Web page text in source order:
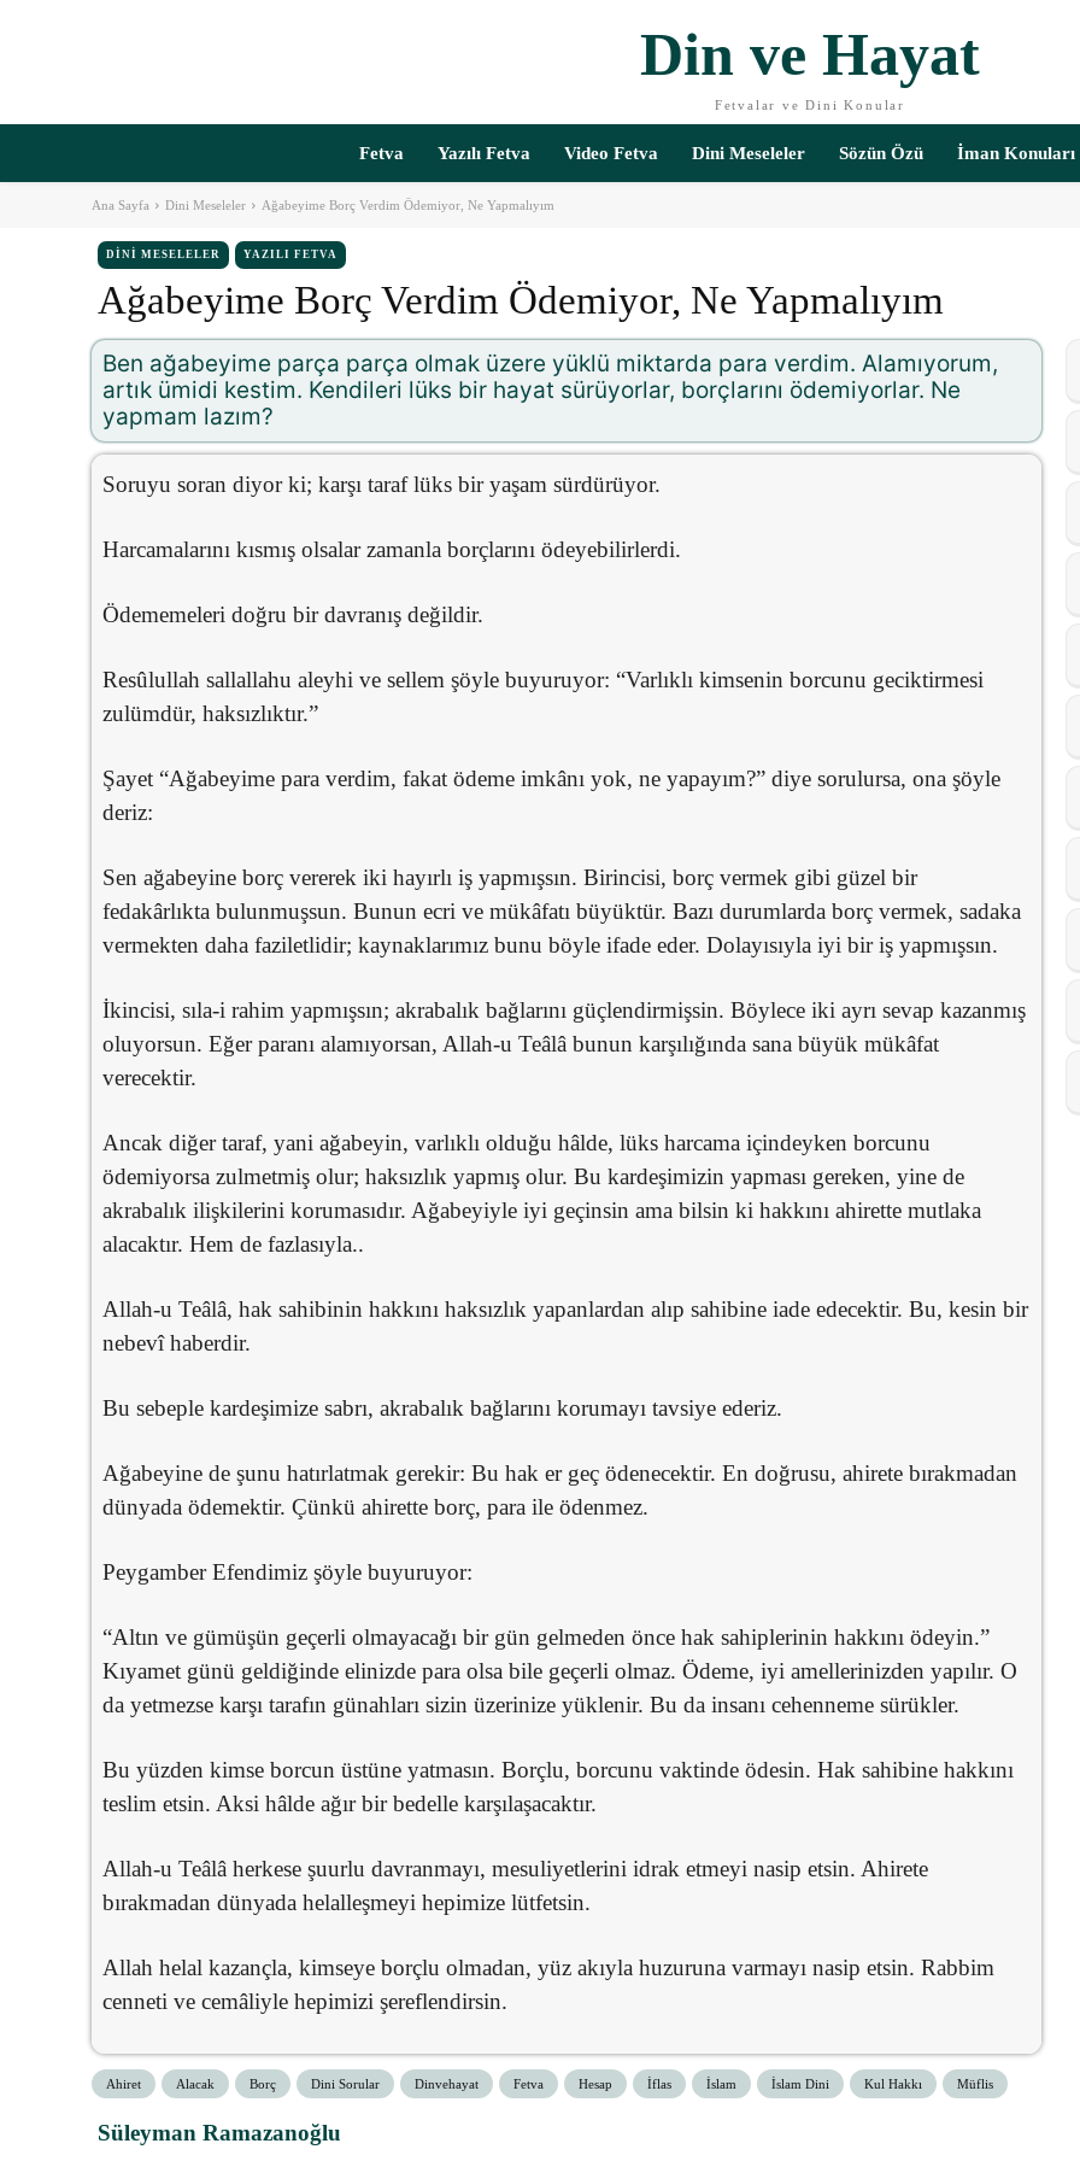
Din ve Hayat
Fetvalar ve Dini Konular
Fetva Yazılı Fetva Video Fetva Dini Meseleler Sözün Özü İman Konuları
Ana Sayfa Dini Meseleler Ağabeyime Borç Verdim Ödemiyor, Ne Yapmalıyım
DINI MESELELER YAZILI FETVA
Ağabeyime Borç Verdim Ödemiyor, Ne Yapmalıyım
Ben ağabeyime parça parça olmak üzere yüklü miktarda para verdim. Alamıyorum,
artık ümidi kestim. Kendileri lüks bir hayat sürüyorlar, borçlarını ödemiyorlar. Ne
yapmam lazım?
Soruyu soran diyor ki; karşı taraf lüks bir yaşam sürdürüyor.
Harcamalarını kısmış olsalar zamanla borçlarını ödeyebilirlerdi.
Ödememeleri doğru bir davranış değildir.
Resûlullah sallallahu aleyhi ve sellem şöyle buyuruyor: “Varlıklı kimsenin borcunu geciktirmesi
zulümdür, haksızlıktır.”
Şayet “Ağabeyime para verdim, fakat ödeme imkânı yok, ne yapayım?” diye sorulursa, ona şöyle
deriz:
Sen ağabeyine borç vererek iki hayırlı iş yapmışsın. Birincisi, borç vermek gibi güzel bir
fedakârlıkta bulunmuşsun. Bunun ecri ve mükâfatı büyüktür. Bazı durumlarda borç vermek, sadaka
vermekten daha faziletlidir; kaynaklarımız bunu böyle ifade eder. Dolayısıyla iyi bir iş yapmışsın.
İkincisi, sıla-i rahim yapmışsın; akrabalık bağlarını güçlendirmişsin. Böylece iki ayrı sevap kazanmış
oluyorsun. Eğer paranı alamıyorsan, Allah-u Teâlâ bunun karşılığında sana büyük mükâfat
verecektir.
Ancak diğer taraf, yani ağabeyin, varlıklı olduğu hâlde, lüks harcama içindeyken borcunu
ödemiyorsa zulmetmiş olur; haksızlık yapmış olur. Bu kardeşimizin yapması gereken, yine de
akrabalık ilişkilerini korumasıdır. Ağabeyiyle iyi geçinsin ama bilsin ki hakkını ahirette mutlaka
alacaktır. Hem de fazlasıyla..
Allah-u Teâlâ, hak sahibinin hakkını haksızlık yapanlardan alıp sahibine iade edecektir. Bu, kesin bir
nebevî haberdir.
Bu sebeple kardeşimize sabrı, akrabalık bağlarını korumayı tavsiye ederiz.
Ağabeyine de şunu hatırlatmak gerekir: Bu hak er geç ödenecektir. En doğrusu, ahirete bırakmadan
dünyada ödemektir. Çünkü ahirette borç, para ile ödenmez.
Peygamber Efendimiz şöyle buyuruyor:
“Altın ve gümüşün geçerli olmayacağı bir gün gelmeden önce hak sahiplerinin hakkını ödeyin.”
Kıyamet günü geldiğinde elinizde para olsa bile geçerli olmaz. Ödeme, iyi amellerinizden yapılır. O
da yetmezse karşı tarafın günahları sizin üzerinize yüklenir. Bu da insanı cehenneme sürükler.
Bu yüzden kimse borcun üstüne yatmasın. Borçlu, borcunu vaktinde ödesin. Hak sahibine hakkını
teslim etsin. Aksi hâlde ağır bir bedelle karşılaşacaktır.
Allah-u Teâlâ herkese şuurlu davranmayı, mesuliyetlerini idrak etmeyi nasip etsin. Ahirete
bırakmadan dünyada helalleşmeyi hepimize lütfetsin.
Allah helal kazançla, kimseye borçlu olmadan, yüz akıyla huzuruna varmayı nasip etsin. Rabbim
cenneti ve cemâliyle hepimizi şereflendirsin.
Ahiret Alacak Borç Dini Sorular Dinvehayat Fetva Hesap İflas İslam İslam Dini Kul Hakkı Müflis
Süleyman Ramazanoğlu